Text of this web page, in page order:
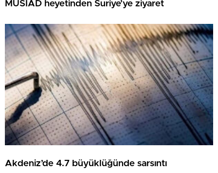
MÜSİAD heyetinden Suriye’ye ziyaret
Akdeniz’de 4.7 büyüklüğünde sarsıntı